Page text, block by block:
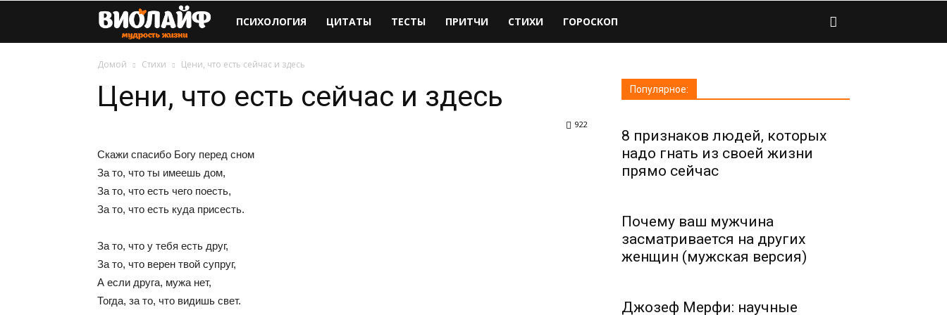
Виолайф
ПСИХОЛОГИЯ ЦИТАТЫ ТЕСТЫ ПРИТЧИ СТИХИ ГОРОСКОП
Домой Стихи Цени, что есть сейчас и здесь
Цени, что есть сейчас и здесь
922
Скажи спасибо Богу перед сном
За то, что ты имеешь дом,
За то, что есть чего поесть,
За то, что есть куда присесть.
За то, что у тебя есть друг,
За то, что верен твой супруг,
А если друга, мужа нет,
Тогда, за то, что видишь свет.
Популярное:
8 признаков людей, которых
надо гнать из своей жизни
прямо сейчас
Почему ваш мужчина
засматривается на других
женщин (мужская версия)
Джозеф Мерфи: научные